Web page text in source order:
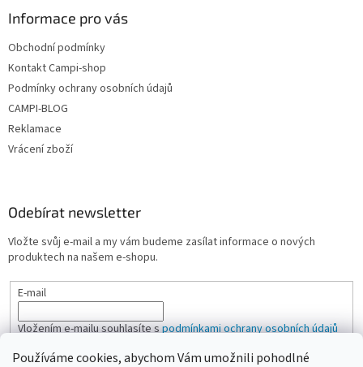
Používáme cookies, abychom Vám umožnili pohodlné
Informace pro vás
Obchodní podmínky
Kontakt Campi-shop
Podmínky ochrany osobních údajů
CAMPI-BLOG
Reklamace
Vrácení zboží
Odebírat newsletter
Vložte svůj e-mail a my vám budeme zasílat informace o nových
produktech na našem e-shopu.
E-mail
Vložením e-mailu souhlasíte spodmínkami ochrany osobních údajů